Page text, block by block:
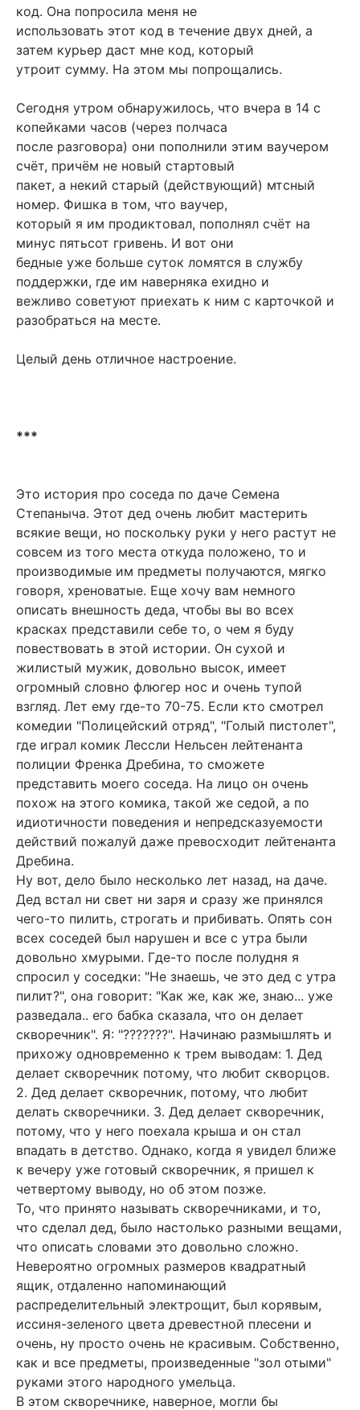
код. Она попросила меня не
использовать этот код в течение двух дней, а
затем курьер даст мне код, который
утроит сумму. Hа этом мы попрощались.
Сегодня утром обнаружилось, что вчера в 14 с
копейками часов (через полчаса
после разговора) они пополнили этим ваучером
счёт, причём не новый стартовый
пакет, а некий старый (действующий) мтсный
номер. Фишка в том, что ваучер,
который я им продиктовал, пополнял счёт на
минус пятьсот гривень. И вот они
бедные уже больше суток ломятся в службу
поддержки, где им наверняка ехидно и
вежливо советуют приехать к ним с карточкой и
разобраться на месте.
Целый день отличное настроение.
***
Это история про соседа по даче Семена
Степаныча. Этот дед очень любит мастерить
всякие вещи, но поскольку руки у него растут не
совсем из того места откуда положено, то и
производимые им предметы получаются, мягко
говоря, хреноватые. Еще хочу вам немного
описать внешность деда, чтобы вы во всех
красках представили себе то, о чем я буду
повествовать в этой истории. Он сухой и
жилистый мужик, довольно высок, имеет
огромный словно флюгер нос и очень тупой
взгляд. Лет ему где-то 70-75. Если кто смотрел
комедии "Полицейский отряд", "Голый пистолет",
где играл комик Лессли Нельсен лейтенанта
полиции Френка Дребина, то сможете
представить моего соседа. На лицо он очень
похож на этого комика, такой же седой, а по
идиотичности поведения и непредсказуемости
действий пожалуй даже превосходит лейтенанта
Дребина.
Ну вот, дело было несколько лет назад, на даче.
Дед встал ни свет ни заря и сразу же принялся
чего-то пилить, строгать и прибивать. Опять сон
всех соседей был нарушен и все с утра были
довольно хмурыми. Где-то после полудня я
спросил у соседки: "Не знаешь, че это дед с утра
пилит?", она говорит: "Как же, как же, знаю... уже
разведала.. его бабка сказала, что он делает
скворечник". Я: "???????". Начинаю размышлять и
прихожу одновременно к трем выводам: 1. Дед
делает скворечник потому, что любит скворцов.
2. Дед делает скворечник, потому, что любит
делать скворечники. 3. Дед делает скворечник,
потому, что у него поехала крыша и он стал
впадать в детство. Однако, когда я увидел ближе
к вечеру уже готовый скворечник, я пришел к
четвертому выводу, но об этом позже.
То, что принято называть скворечниками, и то,
что сделал дед, было настолько разными вещами,
что описать словами это довольно сложно.
Невероятно огромных размеров квадратный
ящик, отдаленно напоминающий
распределительный электрощит, был корявым,
иссиня-зеленого цвета древестной плесени и
очень, ну просто очень не красивым. Собственно,
как и все предметы, произведенные "зол отыми"
руками этого народного умельца.
В этом скворечнике, наверное, могли бы